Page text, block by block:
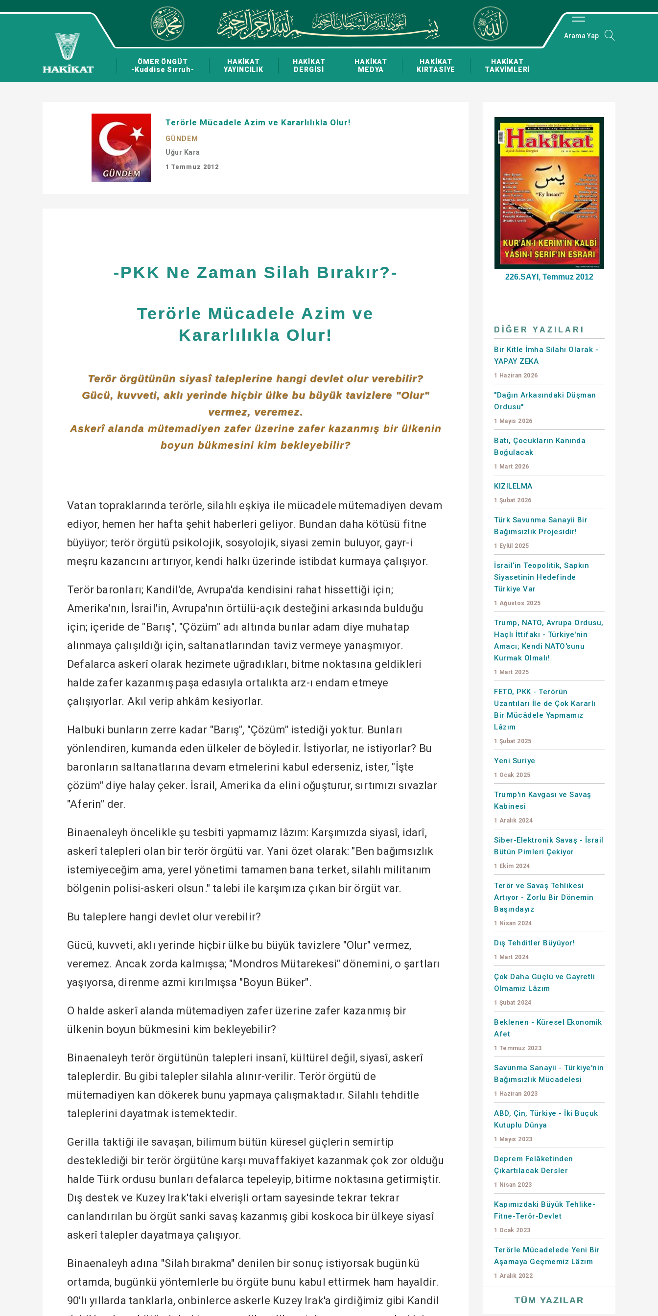
ÖMER ÖNGÜT
-Kuddise Sırruh-
HAKİKAT
YAYINCILIK
HAKİKAT
DERGİSİ
HAKİKAT
MEDYA
HAKİKAT
KIRTASİYE
HAKİKAT
TAKVİMLERİ
Arama Yap
Terörle Mücadele Azim ve Kararlılıkla Olur!
GÜNDEM
Uğur Kara
1 Temmuz 2012
-PKK Ne Zaman Silah Bırakır?-
Terörle Mücadele Azim ve
Kararlılıkla Olur!
Terör örgütünün siyasî taleplerine hangi devlet olur verebilir?
Gücü, kuvveti, aklı yerinde hiçbir ülke bu büyük tavizlere "Olur"
vermez, veremez.
Askerî alanda mütemadiyen zafer üzerine zafer kazanmış bir ülkenin
boyun bükmesini kim bekleyebilir?
Vatan topraklarında terörle, silahlı eşkiya ile mücadele mütemadiyen devam
ediyor, hemen her hafta şehit haberleri geliyor. Bundan daha kötüsü fitne
büyüyor; terör örgütü psikolojik, sosyolojik, siyasi zemin buluyor, gayr-i
meşru kazancını artırıyor, kendi halkı üzerinde istibdat kurmaya çalışıyor.
Terör baronları; Kandil'de, Avrupa'da kendisini rahat hissettiği için;
Amerika'nın, İsrail'in, Avrupa'nın örtülü-açık desteğini arkasında bulduğu
için; içeride de "Barış", "Çözüm" adı altında bunlar adam diye muhatap
alınmaya çalışıldığı için, saltanatlarından taviz vermeye yanaşmıyor.
Defalarca askerî olarak hezimete uğradıkları, bitme noktasına geldikleri
halde zafer kazanmış paşa edasıyla ortalıkta arz-ı endam etmeye
çalışıyorlar. Akıl verip ahkâm kesiyorlar.
Halbuki bunların zerre kadar "Barış", "Çözüm" istediği yoktur. Bunları
yönlendiren, kumanda eden ülkeler de böyledir. İstiyorlar, ne istiyorlar? Bu
baronların saltanatlarına devam etmelerini kabul ederseniz, ister, "İşte
çözüm" diye halay çeker. İsrail, Amerika da elini oğuşturur, sırtımızı sıvazlar
"Aferin" der.
Binaenaleyh öncelikle şu tesbiti yapmamız lâzım: Karşımızda siyasî, idarî,
askerî talepleri olan bir terör örgütü var. Yani özet olarak: "Ben bağımsızlık
istemiyeceğim ama, yerel yönetimi tamamen bana terket, silahlı militanım
bölgenin polisi-askeri olsun." talebi ile karşımıza çıkan bir örgüt var.
Bu taleplere hangi devlet olur verebilir?
Gücü, kuvveti, aklı yerinde hiçbir ülke bu büyük tavizlere "Olur" vermez,
veremez. Ancak zorda kalmışsa; "Mondros Mütarekesi" dönemini, o şartları
yaşıyorsa, direnme azmi kırılmışsa "Boyun Büker".
O halde askerî alanda mütemadiyen zafer üzerine zafer kazanmış bir
ülkenin boyun bükmesini kim bekleyebilir?
Binaenaleyh terör örgütünün talepleri insanî, kültürel değil, siyasî, askerî
taleplerdir. Bu gibi talepler silahla alınır-verilir. Terör örgütü de
mütemadiyen kan dökerek bunu yapmaya çalışmaktadır. Silahlı tehditle
taleplerini dayatmak istemektedir.
Gerilla taktiği ile savaşan, bilimum bütün küresel güçlerin semirtip
desteklediği bir terör örgütüne karşı muvaffakiyet kazanmak çok zor olduğu
halde Türk ordusu bunları defalarca tepeleyip, bitirme noktasına getirmiştir.
Dış destek ve Kuzey Irak'taki elverişli ortam sayesinde tekrar tekrar
canlandırılan bu örgüt sanki savaş kazanmış gibi koskoca bir ülkeye siyasî
askerî talepler dayatmaya çalışıyor.
Binaenaleyh adına "Silah bırakma" denilen bir sonuç istiyorsak bugünkü
ortamda, bugünkü yöntemlerle bu örgüte bunu kabul ettirmek ham hayaldir.
90'lı yıllarda tanklarla, onbinlerce askerle Kuzey Irak'a girdiğimiz gibi Kandil
226.SAYI, Temmuz 2012
DIĞER YAZILARI
Bir Kitle İmha Silahı Olarak -
YAPAY ZEKA
1 Haziran 2026
"Dağın Arkasındaki Düşman
Ordusu"
1 Mayıs 2026
Batı, Çocukların Kanında
Boğulacak
1 Mart 2026
KIZILELMA
1 Şubat 2026
Türk Savunma Sanayii Bir
Bağımsızlık Projesidir!
1 Eylül 2025
İsrail’in Teopolitik, Sapkın
Siyasetinin Hedefinde
Türkiye Var
1 Ağustos 2025
Trump, NATO, Avrupa Ordusu,
Haçlı İttifakı - Türkiye'nin
Amacı; Kendi NATO'sunu
Kurmak Olmalı!
1 Mart 2025
FETÖ, PKK - Terörün
Uzantıları İle de Çok Kararlı
Bir Mücâdele Yapmamız
Lâzım
1 Şubat 2025
Yeni Suriye
1 Ocak 2025
Trump'ın Kavgası ve Savaş
Kabinesi
1 Aralık 2024
Siber-Elektronik Savaş - İsrail
Bütün Pimleri Çekiyor
1 Ekim 2024
Terör ve Savaş Tehlikesi
Artıyor - Zorlu Bir Dönemin
Başındayız
1 Nisan 2024
Dış Tehditler Büyüyor!
1 Mart 2024
Çok Daha Güçlü ve Gayretli
Olmamız Lâzım
1 Şubat 2024
Beklenen - Küresel Ekonomik
Afet
1 Temmuz 2023
Savunma Sanayii - Türkiye'nin
Bağımsızlık Mücadelesi
1 Haziran 2023
ABD, Çin, Türkiye - İki Buçuk
Kutuplu Dünya
1 Mayıs 2023
Deprem Felâketinden
Çıkartılacak Dersler
1 Nisan 2023
Kapımızdaki Büyük Tehlike-
Fitne-Terör-Devlet
1 Ocak 2023
Terörle Mücadelede Yeni Bir
Aşamaya Geçmemiz Lâzım
1 Aralık 2022
TÜM YAZILAR